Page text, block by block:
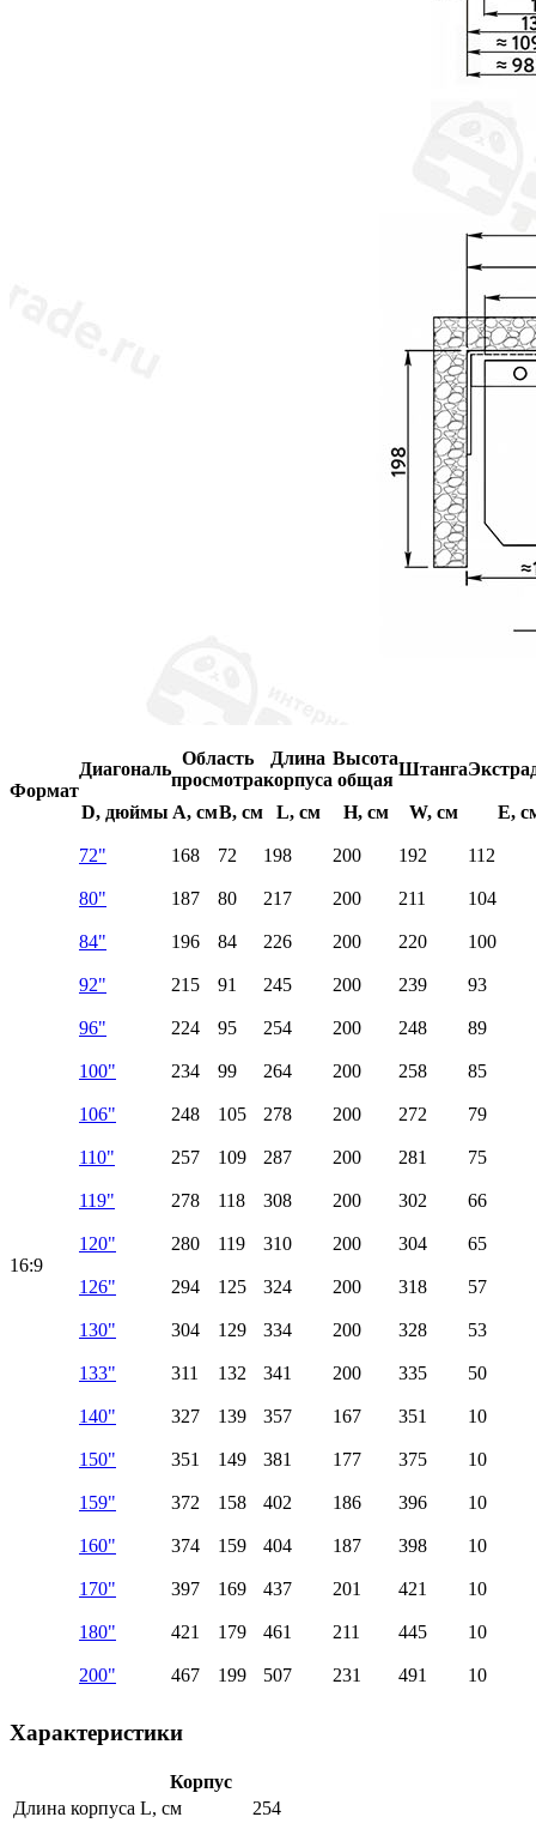
Формат
Диагональ
Область
просмотра
Длина
корпуса
Высота
общая
Штанга
D, дюймы A, смB, см L, см H, см W, см E,
16:9
72" 168 72 198 200 192 112
80" 187 80 217 200 211 104
84" 196 84 226 200 220 100
92" 215 91 245 200 239 93
96" 224 95 254 200 248 89
100" 234 99 264 200 258 85
106" 248 105 278 200 272 79
110" 257 109 287 200 281 75
119" 278 118 308 200 302 66
120" 280 119 310 200 304 65
126" 294 125 324 200 318 57
130" 304 129 334 200 328 53
133" 311 132 341 200 335 50
140" 327 139 357 167 351 10
150" 351 149 381 177 375 10
159" 372 158 402 186 396 10
160" 374 159 404 187 398 10
170" 397 169 437 201 421 10
180" 421 179 461 211 445 10
200" 467 199 507 231 491 10
Характеристики
Корпус
Длина корпуса L, см
254